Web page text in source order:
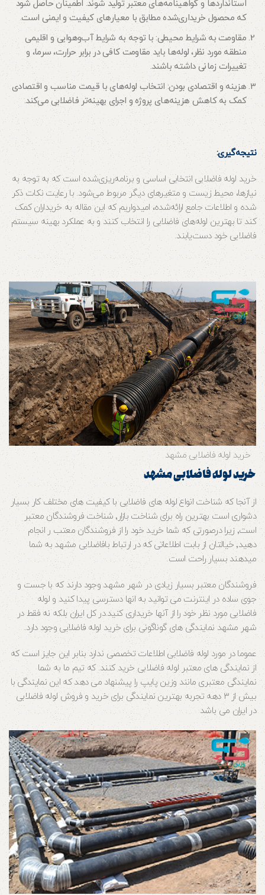
استانداردها و گواهینامه‌های معتبر تولید شوند. اطمینان حاصل شود
که محصول خریداری‌شده مطابق با معیارهای کیفیت و ایمنی است.
مقاومت به شرایط محیطی: با توجه به شرایط آب‌وهوایی و اقلیمی
منطقه مورد نظر، لوله‌ها باید مقاومت کافی در برابر حرارت، سرما، و
تغییرات زمانی داشته باشند.
هزینه و اقتصادی بودن: انتخاب لوله‌های با قیمت مناسب و اقتصادی
کمک به کاهش هزینه‌های پروژه و اجرای بهینه‌تر فاضلابی می‌کند.
نتیجه‌گیری:
خرید لوله فاضلابی انتخابی اساسی و برنامه‌ریزی‌شده است که به توجه به
نیازها، محیط زیست و متغیرهای دیگر مربوط می‌شود. با رعایت نکات ذکر
شده و اطلاعات جامع ارائه‌شده، امیدواریم که این مقاله به خریداران کمک
کند تا بهترین لوله‌های فاضلابی را انتخاب کنند و به عملکرد بهینه سیستم
فاضلابی خود دست‌یابند.
خرید لوله فاضلابی مشهد
خرید لوله فاضلابی مشهد
از آنجا که شناخت انواع لوله های فاضلابی با کیفیت های مختلف کار بسیار
دشواری است بهترین راه برای شناخت بازار٬ شناخت فروشندگان معتبر
است٬ زیرا درصورتی که شما خرید خود را از فروشندگان معتب ر انجام
دهید٬ خیالتان از بابت اطلاعاتی که در ارتباط بافاضلابی مشهد به شما
میدهند بسیار راحت است.
فروشندگان معتبر بسیار زیادی در شهر مشهد وجود دارند که با جست و
جوی ساده در اینترنت می توانید به انها دسترسی پیدا کنید و لوله
فاضلابی مورد نظر خود را از آنها خریداری کنید.در کل ایران بلکه نه فقط در
شهر مشهد نمایندگی های گوناگونی برای خرید لوله فاضلابی وجود دارد.
عموما در مورد لوله فاضلابی اطلاعات تخصصی ندارد بنابر این جایز است که
از نمایندگی های معتبر لوله فاضلابی خرید کنند. که تیم ما به شما
نمایندگی معتبری مانند وزین پایپ را پیشنهاد می دهد که این نمایندگی با
بیش از 3 دهه تجربه بهترین نمایندگی برای خرید و فروش لوله فاضلابی
در ایران می باشد